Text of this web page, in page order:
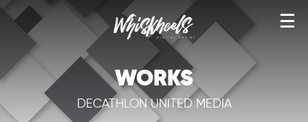
TÉLÉ VHS
NOS ANNÉES PUB
YEAH! TEES
WORKS
DECATHLON UNITED MEDIA